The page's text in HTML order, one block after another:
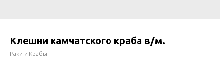
Клешни камчатского краба в/м.
Раки и Крабы